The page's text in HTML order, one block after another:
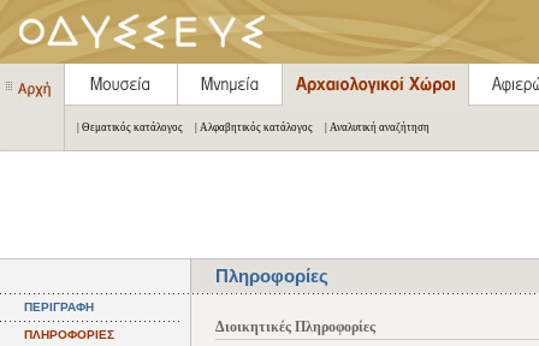
| Θεματικός κατάλογος | Αλφαβητικός κατάλογος | Αναλυτική αναζήτηση
Πληροφορίες
ΠΕΡΙΓΡΑΦΗ
ΠΛΗΡΟΦΟΡΙΕΣ Διοικητικές Πληροφορίες